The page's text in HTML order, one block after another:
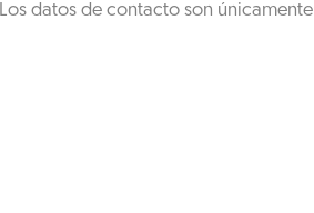
Los datos de contacto son